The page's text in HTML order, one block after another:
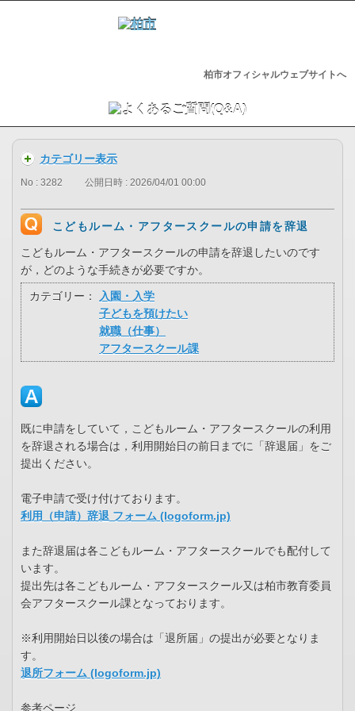
柏市オフィシャルウェブサイトへ
カテゴリー表示
No : 3282 公開日時 : 2026/04/01 00:00
こどもルーム・アフタースクールの申請を辞退
こどもルーム・アフタースクールの申請を辞退したいのです
が，どのような手続きが必要ですか。
カテゴリー：
入園・入学
子どもを預けたい
就職（仕事）
アフタースクール課
既に申請をしていて，こどもルーム・アフタースクールの利用
を辞退される場合は，利用開始日の前日までに「辞退届」をご
提出ください。
電子申請で受け付けております。
利用（申請）辞退 フォーム (logoform.jp)
また辞退届は各こどもルーム・アフタースクールでも配付して
います。
提出先は各こどもルーム・アフタースクール又は柏市教育委員
会アフタースクール課となっております。
※利用開始日以後の場合は「退所届」の提出が必要となりま
す。
退所フォーム (logoform.jp)
参考ページ